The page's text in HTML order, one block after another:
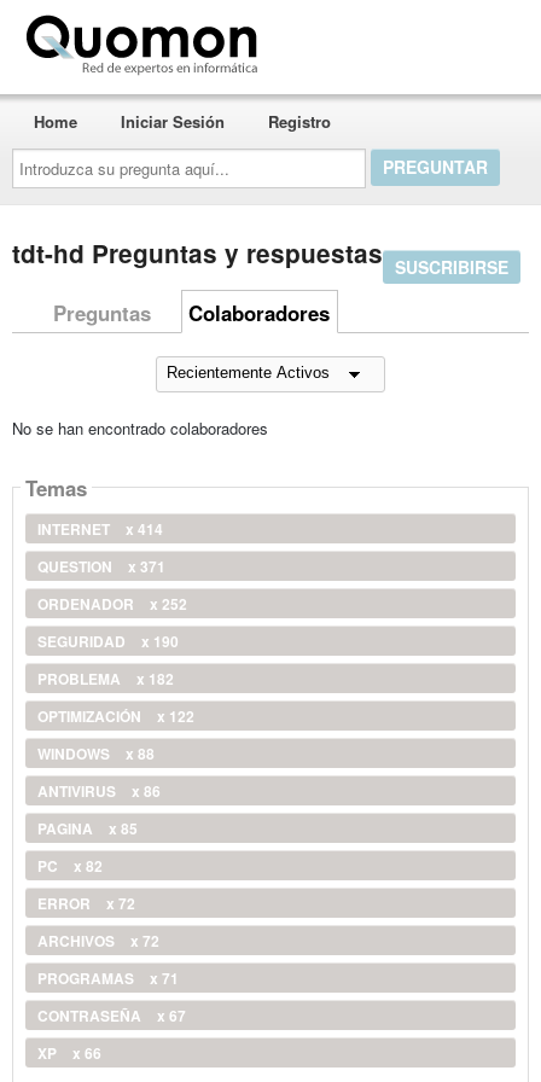
Introduzca
su
pregunta
aquí...
Home Iniciar Sesión Registro
tdt-hd Preguntas y respuestas SUSCRIBIRSE
Preguntas Colaboradores
No se han encontrado colaboradores
Temas
INTERNET
x 414
QUESTION
x 371
ORDENADOR
x 252
SEGURIDAD
x 190
PROBLEMA
x 182
OPTIMIZACIÓN
x 122
WINDOWS
x 88
ANTIVIRUS
x 86
PAGINA
x 85
PC
x 82
ERROR
x 72
ARCHIVOS
x 72
PROGRAMAS
x 71
CONTRASEÑA
x 67
XP
x 66